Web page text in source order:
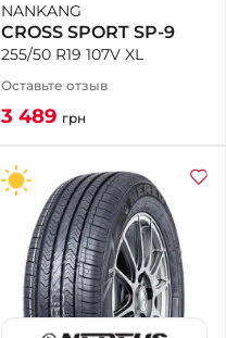
NANKANG
CROSS SPORT SP-9
255/50 R19 107V XL
Оставьте отзыв
3 489 грн